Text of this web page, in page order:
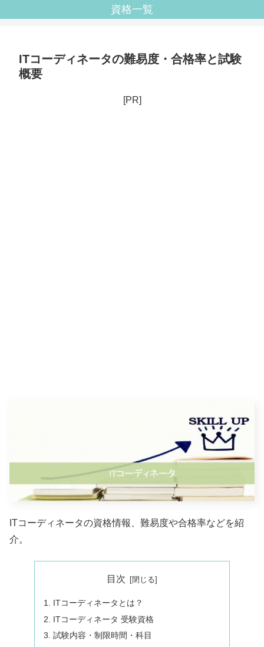
資格一覧
ITコーディネータの難易度・合格率と試験
概要
[PR]
ITコーディネータの資格情報、難易度や合格率などを紹
介。
目次
ITコーディネータとは？
ITコーディネータ 受験資格
試験内容・制限時間・科目